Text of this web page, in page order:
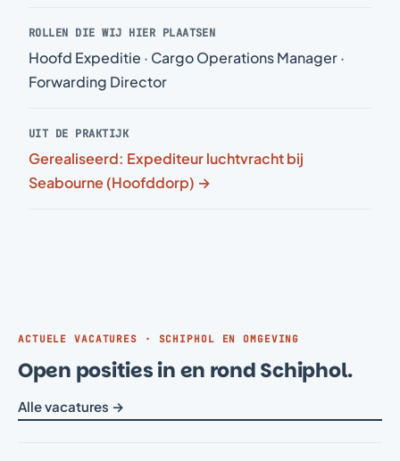
ROLLEN DIE WIJ HIER PLAATSEN
Hoofd Expeditie · Cargo Operations Manager ·
Forwarding Director
UIT DE PRAKTIJK
Gerealiseerd: Expediteur luchtvracht bij
Seabourne (Hoofddorp) →
ACTUELE VACATURES · SCHIPHOL EN OMGEVING
Open posities in en rond Schiphol.
Alle vacatures →